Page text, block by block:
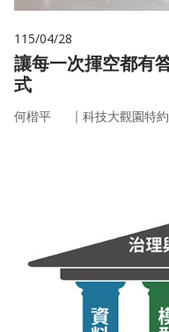
115/04/28
讓每一次揮空都有
式
何楷平 ｜ 科技大觀園特